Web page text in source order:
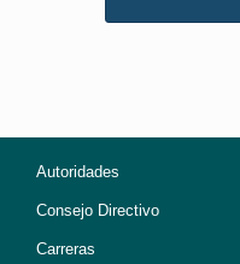
Autoridades
Consejo Directivo
Carreras